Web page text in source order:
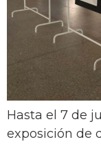
Hasta el 7 de
exposición de